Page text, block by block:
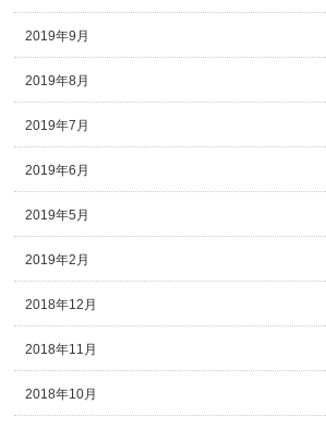
2019年9月
2019年8月
2019年7月
2019年6月
2019年5月
2019年2月
2018年12月
2018年11月
2018年10月